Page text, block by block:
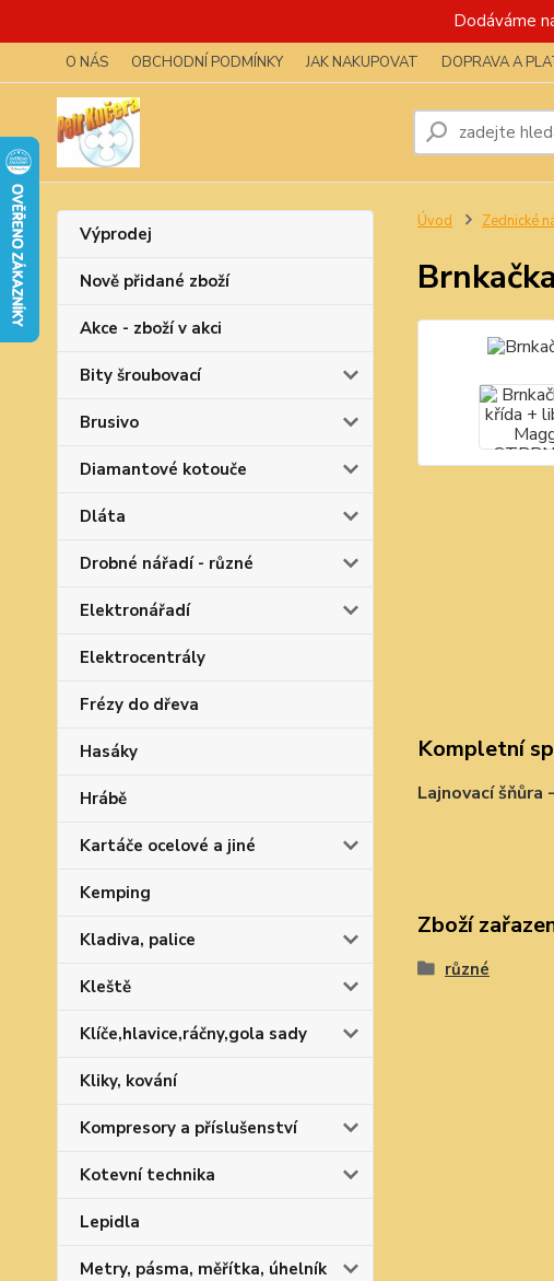
Dodáváme
O NÁS OBCHODNÍ PODMÍNKY JAK NAKUPOVAT DOPRAVA A
Výprodej
Nově přidané zboží
Akce - zboží v akci
Bity šroubovací
Brusivo
Diamantové kotouče
Dláta
Drobné nářadí - různé
Elektronářadí
Elektrocentrály
Frézy do dřeva
Hasáky
Hrábě
Kartáče ocelové a jiné
Kemping
Kladiva, palice
Kleště
Klíče,hlavice,ráčny,gola sady
Kliky, kování
Kompresory a příslušenství
Kotevní technika
Lepidla
Metry, pásma, měřítka, úhelník
Úvod Zednické
Kompletní
Lajnovací
Zboží
různé